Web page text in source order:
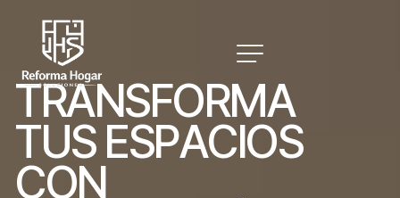
TRANSFORMA
TUS ESPACIOS
CON